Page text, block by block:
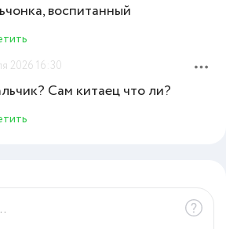
воспитанный
2026 16:30
Сам китаец что ли?